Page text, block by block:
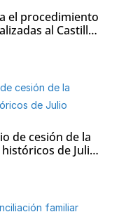
el procedimiento
al Castillo
de cesión de la
de Julio